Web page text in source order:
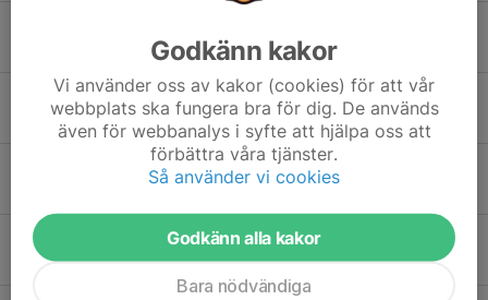
30 apr, 18:17 0
Kontrolljägarna HT 2025
11 aug 2025 0
Kartkul hösten 2024
Kartkul våren 2024
22 apr 2024 0
Godkänn kakor
Vi använder oss av kakor (cookies) för att vår
webbplats ska fungera bra för dig. De används
även för webbanalys i syfte att hjälpa oss att
förbättra våra tjänster.
Så använder vi cookies
Godkänn alla kakor
Bara nödvändiga